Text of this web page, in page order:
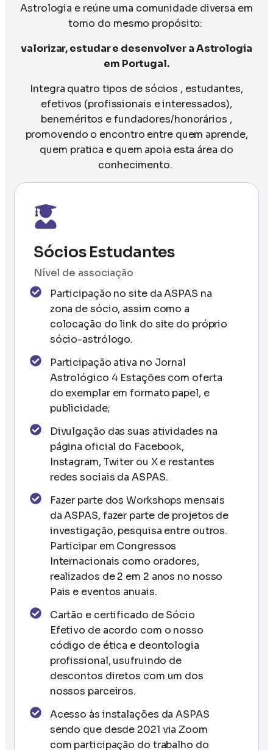
Astrologia e reúne uma comunidade diversa em
torno do mesmo propósito:
valorizar, estudar e desenvolver a Astrologia
em Portugal.
Integra quatro tipos de sócios , estudantes,
efetivos (profissionais e interessados),
beneméritos e fundadores/honorários ,
promovendo o encontro entre quem aprende,
quem pratica e quem apoia esta área do
conhecimento.
Sócios Estudantes
Nível de associação
Participação no site da ASPAS na
zona de sócio, assim como a
colocação do link do site do próprio
sócio-astrólogo.
Participação ativa no Jornal
Astrológico 4 Estações com oferta
do exemplar em formato papel, e
publicidade;
Divulgação das suas atividades na
página oficial do Facebook,
Instagram, Twiter ou X e restantes
redes sociais da ASPAS.
Fazer parte dos Workshops mensais
da ASPAS, fazer parte de projetos de
investigação, pesquisa entre outros.
Participar em Congressos
Internacionais como oradores,
realizados de 2 em 2 anos no nosso
Pais e eventos anuais.
Cartão e certificado de Sócio
Efetivo de acordo com o nosso
código de ética e deontologia
profissional, usufruindo de
descontos diretos com um dos
nossos parceiros.
Acesso às instalações da ASPAS
sendo que desde 2021 via Zoom
com participação do trabalho do